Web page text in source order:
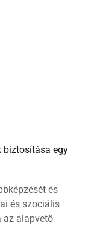
biztosítása egy
és
és szociális
az alapvető